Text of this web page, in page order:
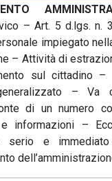
– Art. 5 d.lgs. n.
impiegato
– Attività di
sul cittadino –
– Va
di un numero
informazioni –
serio e